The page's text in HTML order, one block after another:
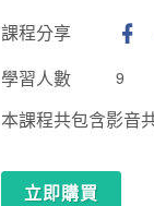
課程分享
學習人數 9
本課程共包含影音
立即購買